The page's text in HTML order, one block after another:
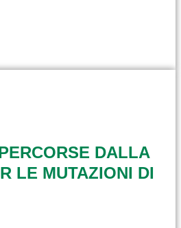
DALLA
LE MUTAZIONI DI